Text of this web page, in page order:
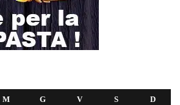
M G V S D